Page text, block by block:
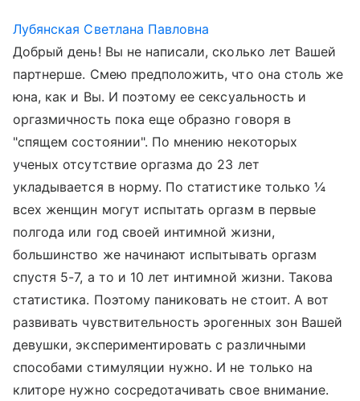
Лубянская Светлана Павловна
Добрый день! Вы не написали, сколько лет Вашей
партнерше. Смею предположить, что она столь же
юна, как и Вы. И поэтому ее сексуальность и
оргазмичность пока еще образно говоря в
"спящем состоянии". По мнению некоторых
ученых отсутствие оргазма до 23 лет
укладывается в норму. По статистике только ¼
всех женщин могут испытать оргазм в первые
полгода или год своей интимной жизни,
большинство же начинают испытывать оргазм
спустя 5-7, а то и 10 лет интимной жизни. Такова
статистика. Поэтому паниковать не стоит. А вот
развивать чувствительность эрогенных зон Вашей
девушки, экспериментировать с различными
способами стимуляции нужно. И не только на
клиторе нужно сосредотачивать свое внимание.